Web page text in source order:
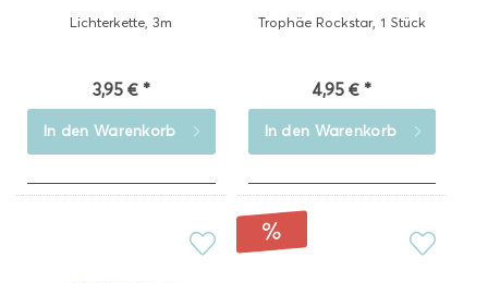
Lichterkette, 3m
3,95 € *
In den Warenkorb
Trophäe Rockstar, 1 Stück
4,95 € *
In den Warenkorb